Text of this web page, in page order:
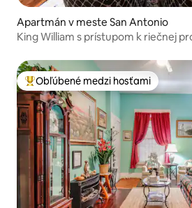
Apartmán v meste San Antonio
King William s prístupom k riečnej
Najobľúbenejšie medzi hosťami
Obľúbené medzi hosťami